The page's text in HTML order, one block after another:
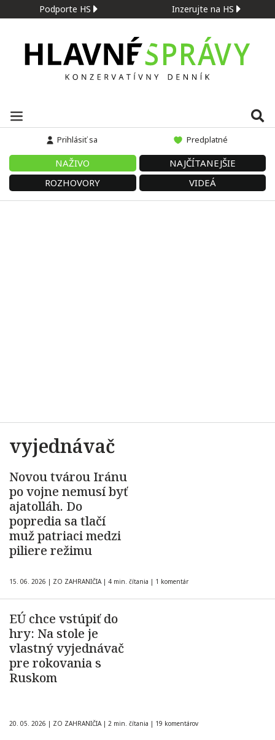
Podporte HS Inzerujte na HS
Prihlásiť sa Predplatné
NAŽIVO
NAJČÍTANEJŠIE
ROZHOVORY
VIDEÁ
vyjednávač
Novou tvárou Iránu
po vojne nemusí byť
ajatolláh. Do
popredia sa tlačí
muž patriaci medzi
piliere režimu
15. 06. 2026 | ZO ZAHRANIČIA | 4 min. čítania | 1 komentár
EÚ chce vstúpiť do
hry: Na stole je
vlastný vyjednávač
pre rokovania s
Ruskom
20. 05. 2026 | ZO ZAHRANIČIA | 2 min. čítania | 19 komentárov